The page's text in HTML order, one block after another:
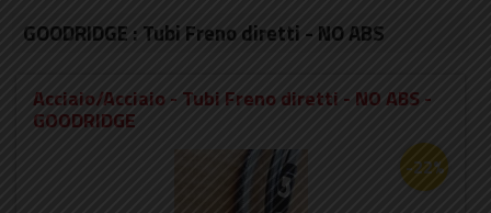
GOODRIDGE : Tubi Freno diretti - NO ABS
Acciaio/Acciaio - Tubi Freno diretti - NO ABS -
GOODRIDGE
-22%